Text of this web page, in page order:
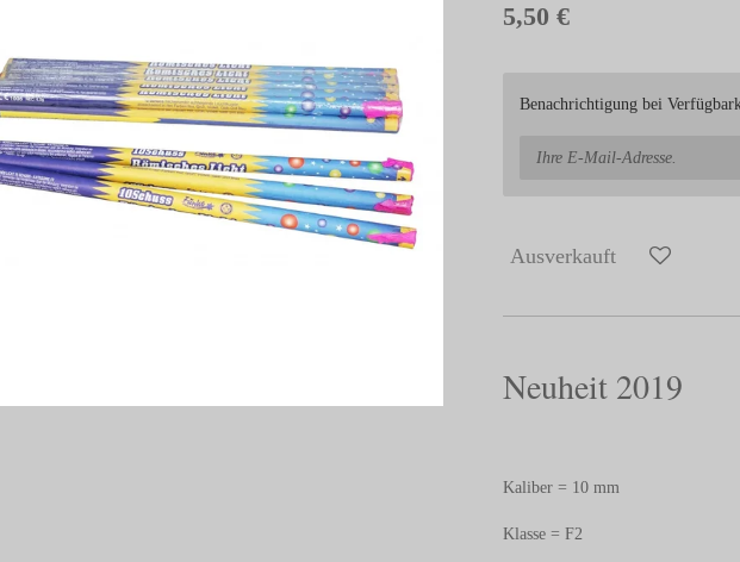
5,50 €
Benachrichtigung bei
Ausverkauft
Neuheit 2019
Kaliber = 10 mm
Klasse = F2